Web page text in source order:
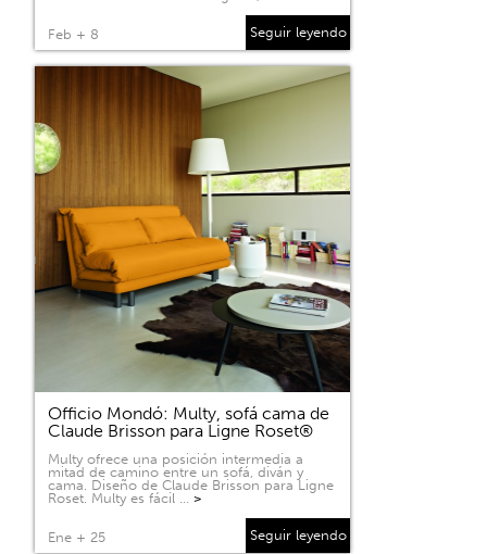
Feb + 8 Seguir leyendo
Officio Mondó: Multy, sofá cama de
Claude Brisson para Ligne Roset®
Multy ofrece una posición intermedia a
mitad de camino entre un sofá, diván y
cama. Diseño de Claude Brisson para Ligne
Roset. Multy es fácil … >
Ene + 25 Seguir leyendo